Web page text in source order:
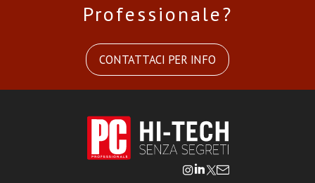
Professionale?
CONTATTACI PER INFO